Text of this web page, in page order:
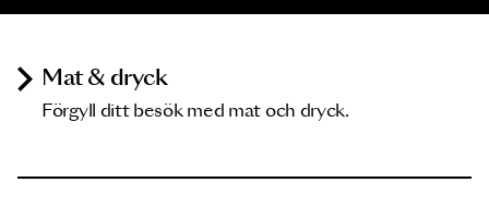
Mat & dryck
Förgyll ditt besök med mat och dryck.